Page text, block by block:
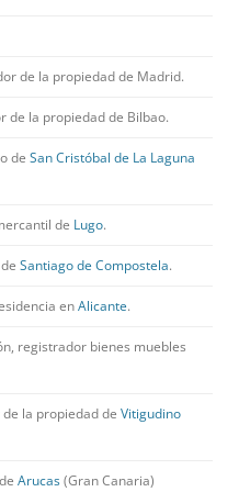
de la propiedad de Madrid.
de la propiedad de Bilbao.
de San Cristóbal de La Laguna
de Lugo.
Santiago de Compostela.
enAlicante.
registrador bienes muebles
la propiedad de Vitigudino
Arucas(Gran Canaria)